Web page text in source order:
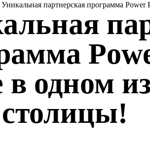
Уникальная партнерская программа
в одном